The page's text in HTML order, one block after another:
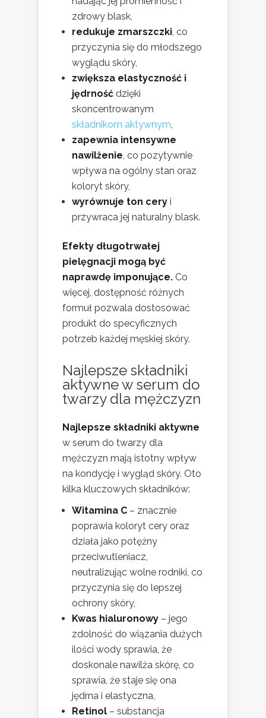
zdrowy blask,
redukuje zmarszczki, co
przyczynia się do młodszego
wyglądu skóry,
zwiększa elastyczność i
jędrność dzięki
skoncentrowanym
składnikom aktywnym,
zapewnia intensywne
nawilżenie, co pozytywnie
wpływa na ogólny stan oraz
koloryt skóry,
wyrównuje ton cery i
przywraca jej naturalny blask.
Efekty długotrwałej
pielęgnacji mogą być
naprawdę imponujące. Co
więcej, dostępność różnych
formuł pozwala dostosować
produkt do specyficznych
potrzeb każdej męskiej skóry.
Najlepsze składniki
aktywne w serum do
twarzy dla mężczyzn
Najlepsze składniki aktywne
w serum do twarzy dla
mężczyzn mają istotny wpływ
na kondycję i wygląd skóry. Oto
kilka kluczowych składników:
Witamina C – znacznie
poprawia koloryt cery oraz
działa jako potężny
przeciwutleniacz,
neutralizując wolne rodniki, co
przyczynia się do lepszej
ochrony skóry,
Kwas hialuronowy – jego
zdolność do wiązania dużych
ilości wody sprawia, że
doskonale nawilża skórę, co
sprawia, że staje się ona
jędrna i elastyczna,
Retinol – substancja